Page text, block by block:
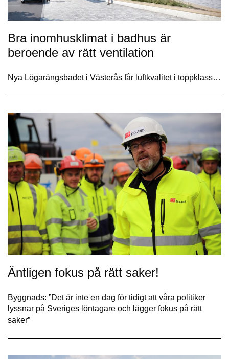
Bra inomhusklimat i badhus är
beroende av rätt ventilation
Nya Lögarängsbadet i Västerås får luftkvalitet i toppklass…
Äntligen fokus på rätt saker!
Byggnads: ”Det är inte en dag för tidigt att våra politiker
lyssnar på Sveriges löntagare och lägger fokus på rätt
saker”